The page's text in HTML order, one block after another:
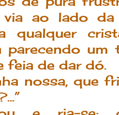
via ao lado
qualquer
parecendo
feia de dar dó.
nossa, que